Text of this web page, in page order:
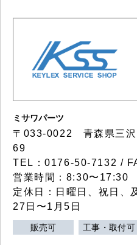
ミサワパーツ
〒033-0022 青森県三沢
69
TEL：0176-50-7132 /
営業時間：8:30〜17:30
定休日：日曜日、祝日、
27日〜1月5日
販売可 工事・取付可